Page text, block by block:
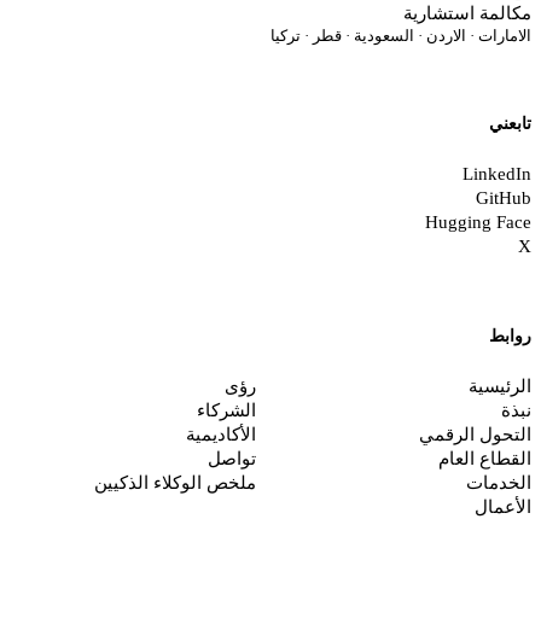
استشارية
· الاردن · السعودية · قطر · تركيا
Hugging
الرقمي
العام
رؤى
الشركاء
الأكاديمية
تواصل
ملخص الوكلاء الذكيين